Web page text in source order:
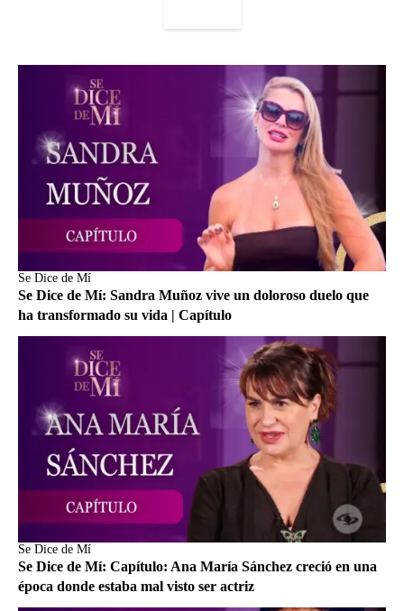
Se Dice de Mí
Se Dice de Mí: Sandra Muñoz vive un doloroso duelo que
ha transformado su vida | Capítulo
Se Dice de Mí
Se Dice de Mí: Capítulo: Ana María Sánchez creció en una
época donde estaba mal visto ser actriz